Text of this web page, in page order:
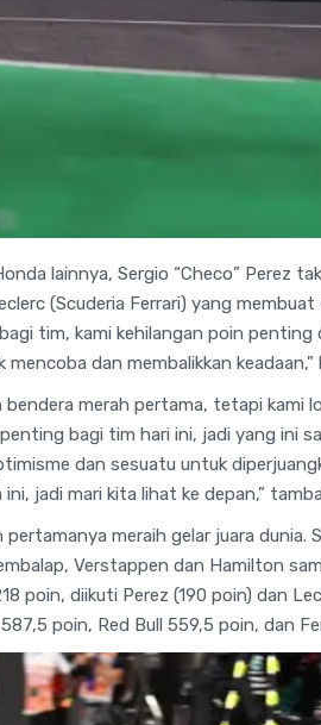
lainnya, Sergio “Checo” Perez
(Scuderia Ferrari) yang
tim, kami kehilangan poin
dan membalikkan keadaan,"
merah pertama, tetapi kami
bagi tim hari ini, jadi yang ini
dan sesuatu untuk
jadi mari kita lihat ke depan,”
meraih gelar juara dunia.
Verstappen dan Hamilton
poin, diikuti Perez (190 poin) dan
poin, Red Bull 559,5 poin, dan